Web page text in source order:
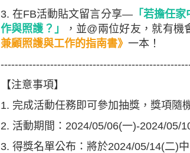
3. 在FB活動貼文留言分享—「若擔任家
作與照護？ 」 ，並@兩位好友，就有機
兼顧照護與工作的指南書》 一本！
【注意事項】
1. 完成活動任務即可參加抽獎，獎項隨
2. 活動期間：2024/05/06(一)-2024/05/
3. 得獎名單公布：將於2024/05/14(二)